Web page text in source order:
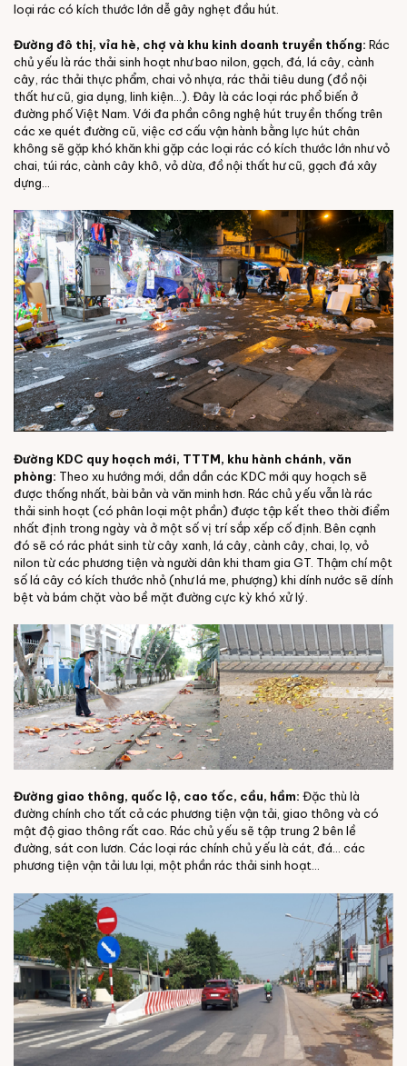
loại rác có kích thước lớn dễ gây nghẹt đầu hút.
Đường đô thị, vỉa hè, chợ và khu kinh doanh truyền thống: Rác
chủ yếu là rác thải sinh hoạt như bao nilon, gạch, đá, lá cây, cành
cây, rác thải thực phẩm, chai vỏ nhựa, rác thải tiêu dung (đồ nội
thất hư cũ, gia dụng, linh kiện…). Đây là các loại rác phổ biến ở
đường phố Việt Nam. Với đa phần công nghệ hút truyền thống trên
các xe quét đường cũ, việc cơ cấu vận hành bằng lực hút chân
không sẽ gặp khó khăn khi gặp các loại rác có kích thước lớn như vỏ
chai, túi rác, cành cây khô, vỏ dừa, đồ nội thất hư cũ, gạch đá xây
dựng…
Đường KDC quy hoạch mới, TTTM, khu hành chánh, văn
phòng: Theo xu hướng mới, dần dần các KDC mới quy hoạch sẽ
được thống nhất, bài bản và văn minh hơn. Rác chủ yếu vẫn là rác
thải sinh hoạt (có phân loại một phần) được tập kết theo thời điểm
nhất định trong ngày và ở một số vị trí sắp xếp cố định. Bên cạnh
đó sẽ có rác phát sinh từ cây xanh, lá cây, cành cây, chai, lọ, vỏ
nilon từ các phương tiện và người dân khi tham gia GT. Thậm chí một
số lá cây có kích thước nhỏ (như lá me, phượng) khi dính nước sẽ dính
bệt và bám chặt vào bề mặt đường cực kỳ khó xử lý.
Đường giao thông, quốc lộ, cao tốc, cầu, hầm: Đặc thù là
đường chính cho tất cả các phương tiện vận tải, giao thông và có
mật độ giao thông rất cao. Rác chủ yếu sẽ tập trung 2 bên lề
đường, sát con lươn. Các loại rác chính chủ yếu là cát, đá… các
phương tiện vận tải lưu lại, một phần rác thải sinh hoạt…